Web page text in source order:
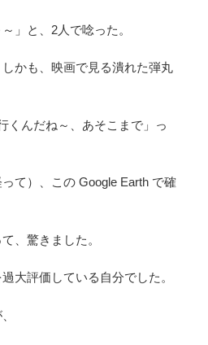
」と、2人で唸った。
かも、映画で見る潰れた弾丸
くんだね～、あそこまで」っ
て）、この Google Earth で確
、驚きました。
大評価している自分でした。